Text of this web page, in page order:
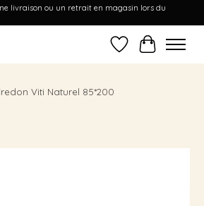
livraison ou un retrait en magasin lors du
Liste dePanier
Viti Naturel 85*200